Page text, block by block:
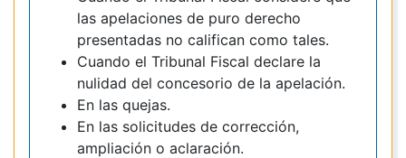
las apelaciones de puro derecho
presentadas no califican como tales.
Cuando el Tribunal Fiscal declare la
nulidad del concesorio de la apelación.
En las quejas.
En las solicitudes de corrección,
ampliación o aclaración.